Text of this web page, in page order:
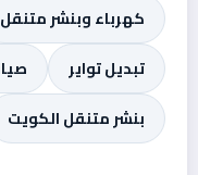
كهرباء وبنشر متنقل
تبديل تواير
بنشر متنقل الكويت